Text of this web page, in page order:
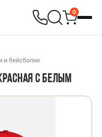
0
и бейсболки
С БЕЛЫМ